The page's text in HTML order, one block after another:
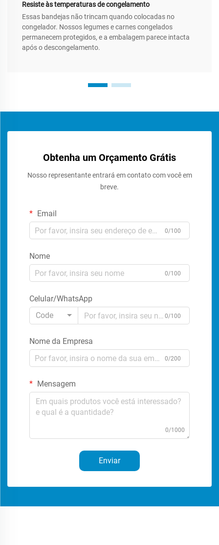
Resiste às temperaturas de congelamento
Essas bandejas não trincam quando colocadas no
congelador. Nossos legumes e carnes congelados
permanecem protegidos, e a embalagem parece intacta
após o descongelamento.
Obtenha um Orçamento Grátis
Nosso representante entrará em contato com você em
breve.
Email
0/100
Nome
0/100
Celular/WhatsApp
Code
0/100
Nome da Empresa
0/200
Mensagem
0/1000
Enviar